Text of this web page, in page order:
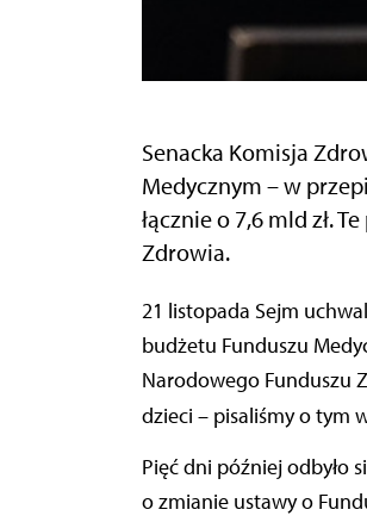
Senacka Komisja
Medycznym – w
łącznie o 7,6 mld zł.
Zdrowia.
21 listopada Sejm uchwalił nowelizację ustawy, w której założono zmniejszenie tegorocznego
budżetu Funduszu
Narodowego Funduszu
dzieci – pisaliśmy o tym
Pięć dni później odbyło
o zmianie ustawy o